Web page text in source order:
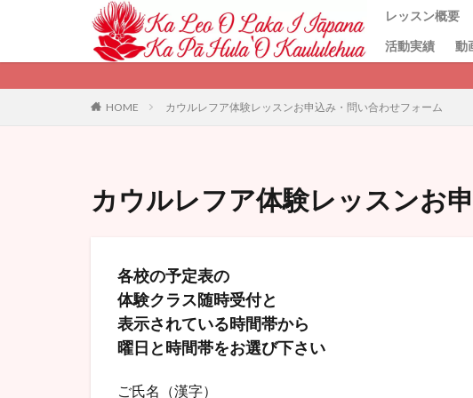
レッスン概要
活動実績
動
HOME カウルレフア体験レッスンお申込み・問い合わせフォーム
カウルレフア体験レッスンお
各校の予定表の
体験クラス随時受付と
表示されている時間帯から
曜日と時間帯をお選び下さい
ご氏名（漢字）